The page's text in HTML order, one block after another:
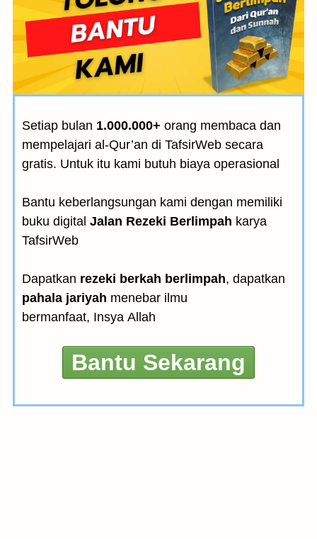
Setiap bulan 1.000.000+ orang membaca dan
mempelajari al-Qur’an di TafsirWeb secara
gratis. Untuk itu kami butuh biaya operasional
Bantu keberlangsungan kami dengan memiliki
buku digital Jalan Rezeki Berlimpah karya
TafsirWeb
Dapatkan rezeki berkah berlimpah, dapatkan
pahala jariyah menebar ilmu
bermanfaat, Insya Allah
Bantu Sekarang